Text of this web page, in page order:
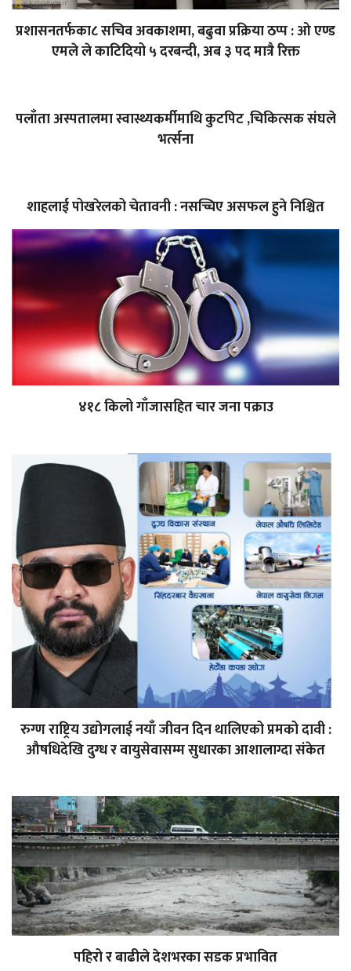
प्रशासनतर्फका८ सचिव अवकाशमा, बढुवा प्रक्रिया ठप्प : ओ एण्ड
एमले ले काटिदियो ५ दरबन्दी, अब ३ पद मात्रै रिक्त
पलाँता अस्पतालमा स्वास्थ्यकर्मीमाथि कुटपिट ,चिकित्सक संघले
भर्त्सना
शाहलाई पोखरेलको चेतावनी : नसच्चिए असफल हुने निश्चित
४१८ किलो गाँजासहित चार जना पक्राउ
रुग्ण राष्ट्रिय उद्योगलाई नयाँ जीवन दिन थालिएको प्रमको दावी :
औषधिदेखि दुग्ध र वायुसेवासम्म सुधारका आशालाग्दा संकेत
पहिरो र बाढीले देशभरका सडक प्रभावित